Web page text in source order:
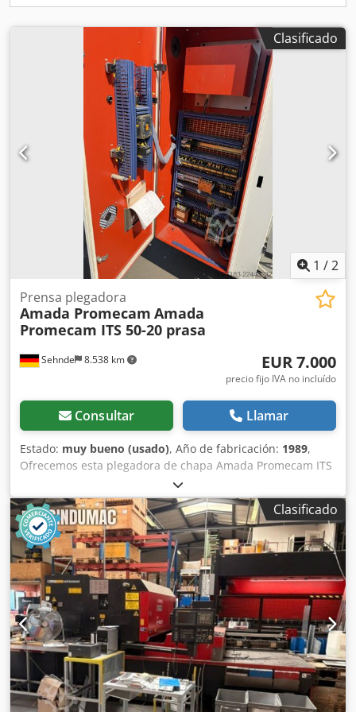
Clasificado
1 /2
Sehnde 8.538 km
Prensa plegadora
Amada Promecam Amada
Promecam ITS 50-20 prasa
EUR 7.000
precio fijo IVA no incluído
Consultar Llamar
Estado: muy bueno (usado), Año de fabricación: 1989,
Ofrecemos esta plegadora de chapa Amada Promecam ITS
50-20, en muy buen estado de conservación, fabricada en
1989. Fabricante: Amada Promecam Si tiene alguna
pregunta o necesita más información, no dude en
enviarnos un mensaje o llamarnos. Dodpszp Siasfx Aixskr
Clasificado